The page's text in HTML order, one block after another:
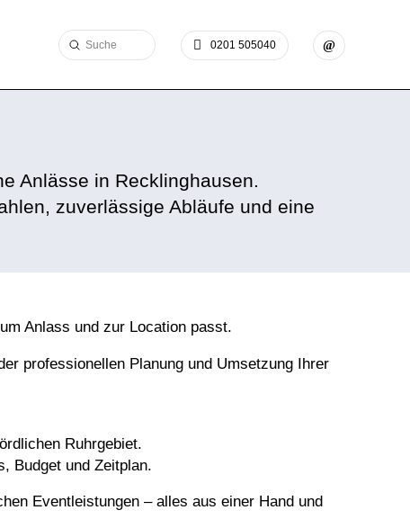
Search
Submit 0201 505040
Anlässe in Recklinghausen.
zuverlässige Abläufe und eine
Anlass und zur Location passt.
professionellen Planung und Umsetzung Ihrer
Ruhrgebiet.
Budget und Zeitplan.
Eventleistungen – alles aus einer Hand und